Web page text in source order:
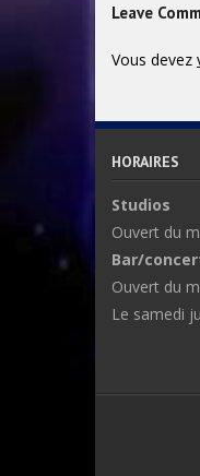
Leave
Vous devez
HORAIRES
Studios
Ouvert du
Bar/
Ouvert du
Le samedi